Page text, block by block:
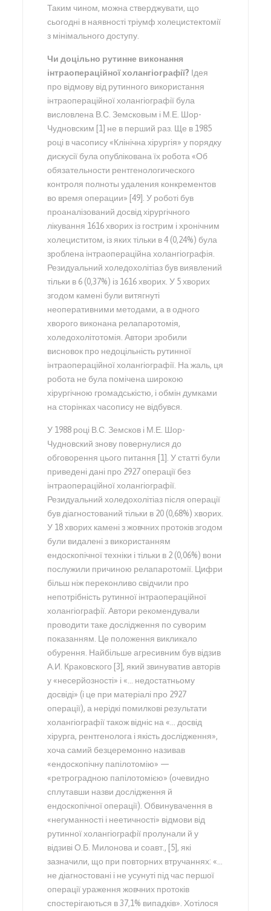
Таким чином, можна стверджувати, що
сьогодні в наявності тріумф холецистектомії
з мінімального доступу.
Чи доцільно рутинне виконання
інтраопераційної холангіографії? Ідея
про відмову від рутинного використання
інтраопераційної холангіографії була
висловлена В.С. Земсковым і М.Е. Шор-
Чудновским [1] не в перший раз. Ще в 1985
році в часопису «Клінічна хірургія» у порядку
дискусії була опублікована їх робота «Об
обязательности рентгенологического
контроля полноты удаления конкрементов
во время операции» [49]. У роботі був
проаналізований досвід хірургічного
лікування 1616 хворих із гострим і хронічним
холециститом, із яких тільки в 4 (0,24%) була
зроблена інтраопераційна холангіографія.
Резидуальний холедохолітіаз був виявлений
тільки в 6 (0,37%) із 1616 хворих. У 5 хворих
згодом камені були витягнуті
неоперативними методами, а в одного
хворого виконана релапаротомія,
холедохолітотомія. Автори зробили
висновок про недоцільність рутинної
інтраопераційної холангіографії. На жаль, ця
робота не була помічена широкою
хірургічною громадськістю, і обмін думками
на сторінках часопису не відбувся.
У 1988 році В.С. Земсков і М.Е. Шор-
Чудновский знову повернулися до
обговорення цього питання [1]. У статті були
приведені дані про 2927 операції без
інтраопераційної холангіографії.
Резидуальний холедохолітіаз після операції
був діагностований тільки в 20 (0,68%) хворих.
У 18 хворих камені з жовчних протоків згодом
були видалені з використанням
ендоскопічної техніки і тільки в 2 (0,06%) вони
послужили причиною релапаротомії. Цифри
більш ніж переконливо свідчили про
непотрібність рутинної інтраопераційної
холангіографії. Автори рекомендували
проводити таке дослідження по суворим
показанням. Це положення викликало
обурення. Найбільше агресивним був відзив
А.И. Краковского [3], який звинуватив авторів
у «несерйозності» і «… недостатньому
досвіді» (і це при матеріалі про 2927
операції), а нерідкі помилкові результати
холангіографії також відніс на «… досвід
хірурга, рентгенолога і якість дослідження»,
хоча самий безцеремонно називав
«ендоскопічну папілотомію» —
«ретроградною папілотомією» (очевидно
сплутавши назви дослідження й
ендоскопічної операції). Обвинувачення в
«негуманності і неетичності» відмови від
рутинної холангіографії пролунали й у
відзиві О.Б. Милонова и соавт., [5], які
зазначили, що при повторних втручаннях: «…
не діагностовані і не усунуті під час першої
операції ураження жовчних протоків
спостерігаються в 37,1% випадків». Хотілося